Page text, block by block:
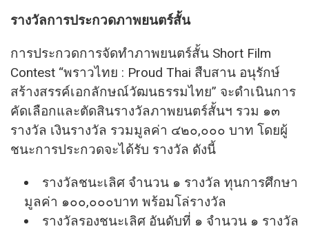
รางวัลการประกวดภาพยนตร์สั้น
การประกวดการจัดทําภาพยนตร์สั้น Short Film
Contest “พราวไทย : Proud Thai สืบสาน อนุรักษ์
สร้างสรรค์เอกลักษณ์วัฒนธรรมไทย” จะดําเนินการ
คัดเลือกและตัดสินรางวัลภาพยนตร์สั้นฯ รวม ๑๓
รางวัล เงินรางวัล รวมมูลค่า ๔๒๐,๐๐๐ บาท โดยผู้
ชนะการประกวดจะได้รับ รางวัล ดังนี้
รางวัลชนะเลิศ จํานวน ๑ รางวัล ทุนการศึกษา
มูลค่า ๑๐๐,๐๐๐บาท พร้อมโล่รางวัล
รางวัลรองชนะเลิศ อันดับที่ ๑ จํานวน ๑ รางวัล